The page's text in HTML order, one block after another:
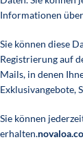
Informationen
Sie können diese
Registrierung auf
Mails, in denen
Exklusivangebote,
Sie können
erhalten.